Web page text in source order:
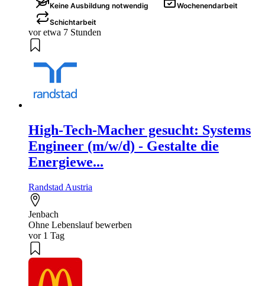
Keine Ausbildung notwendig
Wochenendarbeit
Schichtarbeit
vor etwa 7 Stunden
High-Tech-Macher gesucht: Systems
Engineer (m/w/d) - Gestalte die
Energiewe...
Randstad Austria
Jenbach
Ohne Lebenslauf bewerben
vor 1 Tag